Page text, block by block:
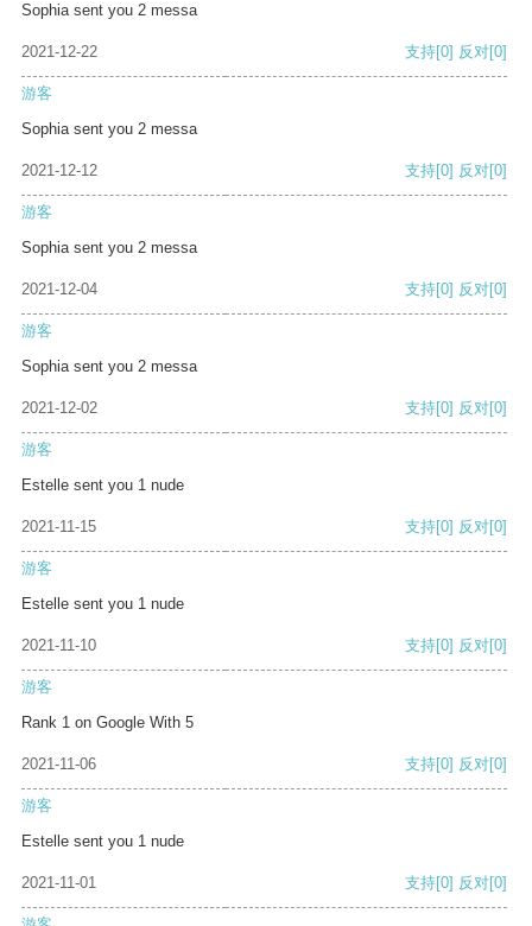
Sophia sent you 2 messa
2021-12-22 支持[0] 反对[0]
游客
Sophia sent you 2 messa
2021-12-12 支持[0] 反对[0]
游客
Sophia sent you 2 messa
2021-12-04 支持[0] 反对[0]
游客
Sophia sent you 2 messa
2021-12-02 支持[0] 反对[0]
游客
Estelle sent you 1 nude
2021-11-15 支持[0] 反对[0]
游客
Estelle sent you 1 nude
2021-11-10 支持[0] 反对[0]
游客
Rank 1 on Google With 5
2021-11-06 支持[0] 反对[0]
游客
Estelle sent you 1 nude
2021-11-01 支持[0] 反对[0]